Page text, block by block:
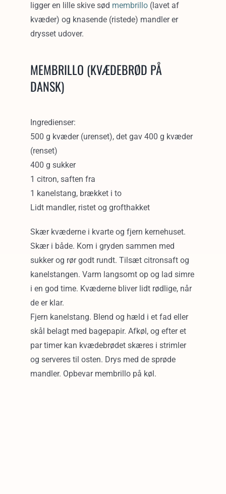
ligger en lille skive sød membrillo (lavet af
kvæder) og knasende (ristede) mandler er
drysset udover.
MEMBRILLO (KVÆDEBRØD PÅ
DANSK)
Ingredienser:
500 g kvæder (urenset), det gav 400 g kvæder
(renset)
400 g sukker
1 citron, saften fra
1 kanelstang, brækket i to
Lidt mandler, ristet og grofthakket
Skær kvæderne i kvarte og fjern kernehuset.
Skær i både. Kom i gryden sammen med
sukker og rør godt rundt. Tilsæt citronsaft og
kanelstangen. Varm langsomt op og lad simre
i en god time. Kvæderne bliver lidt rødlige, når
de er klar.
Fjern kanelstang. Blend og hæld i et fad eller
skål belagt med bagepapir. Afkøl, og efter et
par timer kan kvædebrødet skæres i strimler
og serveres til osten. Drys med de sprøde
mandler. Opbevar membrillo på køl.